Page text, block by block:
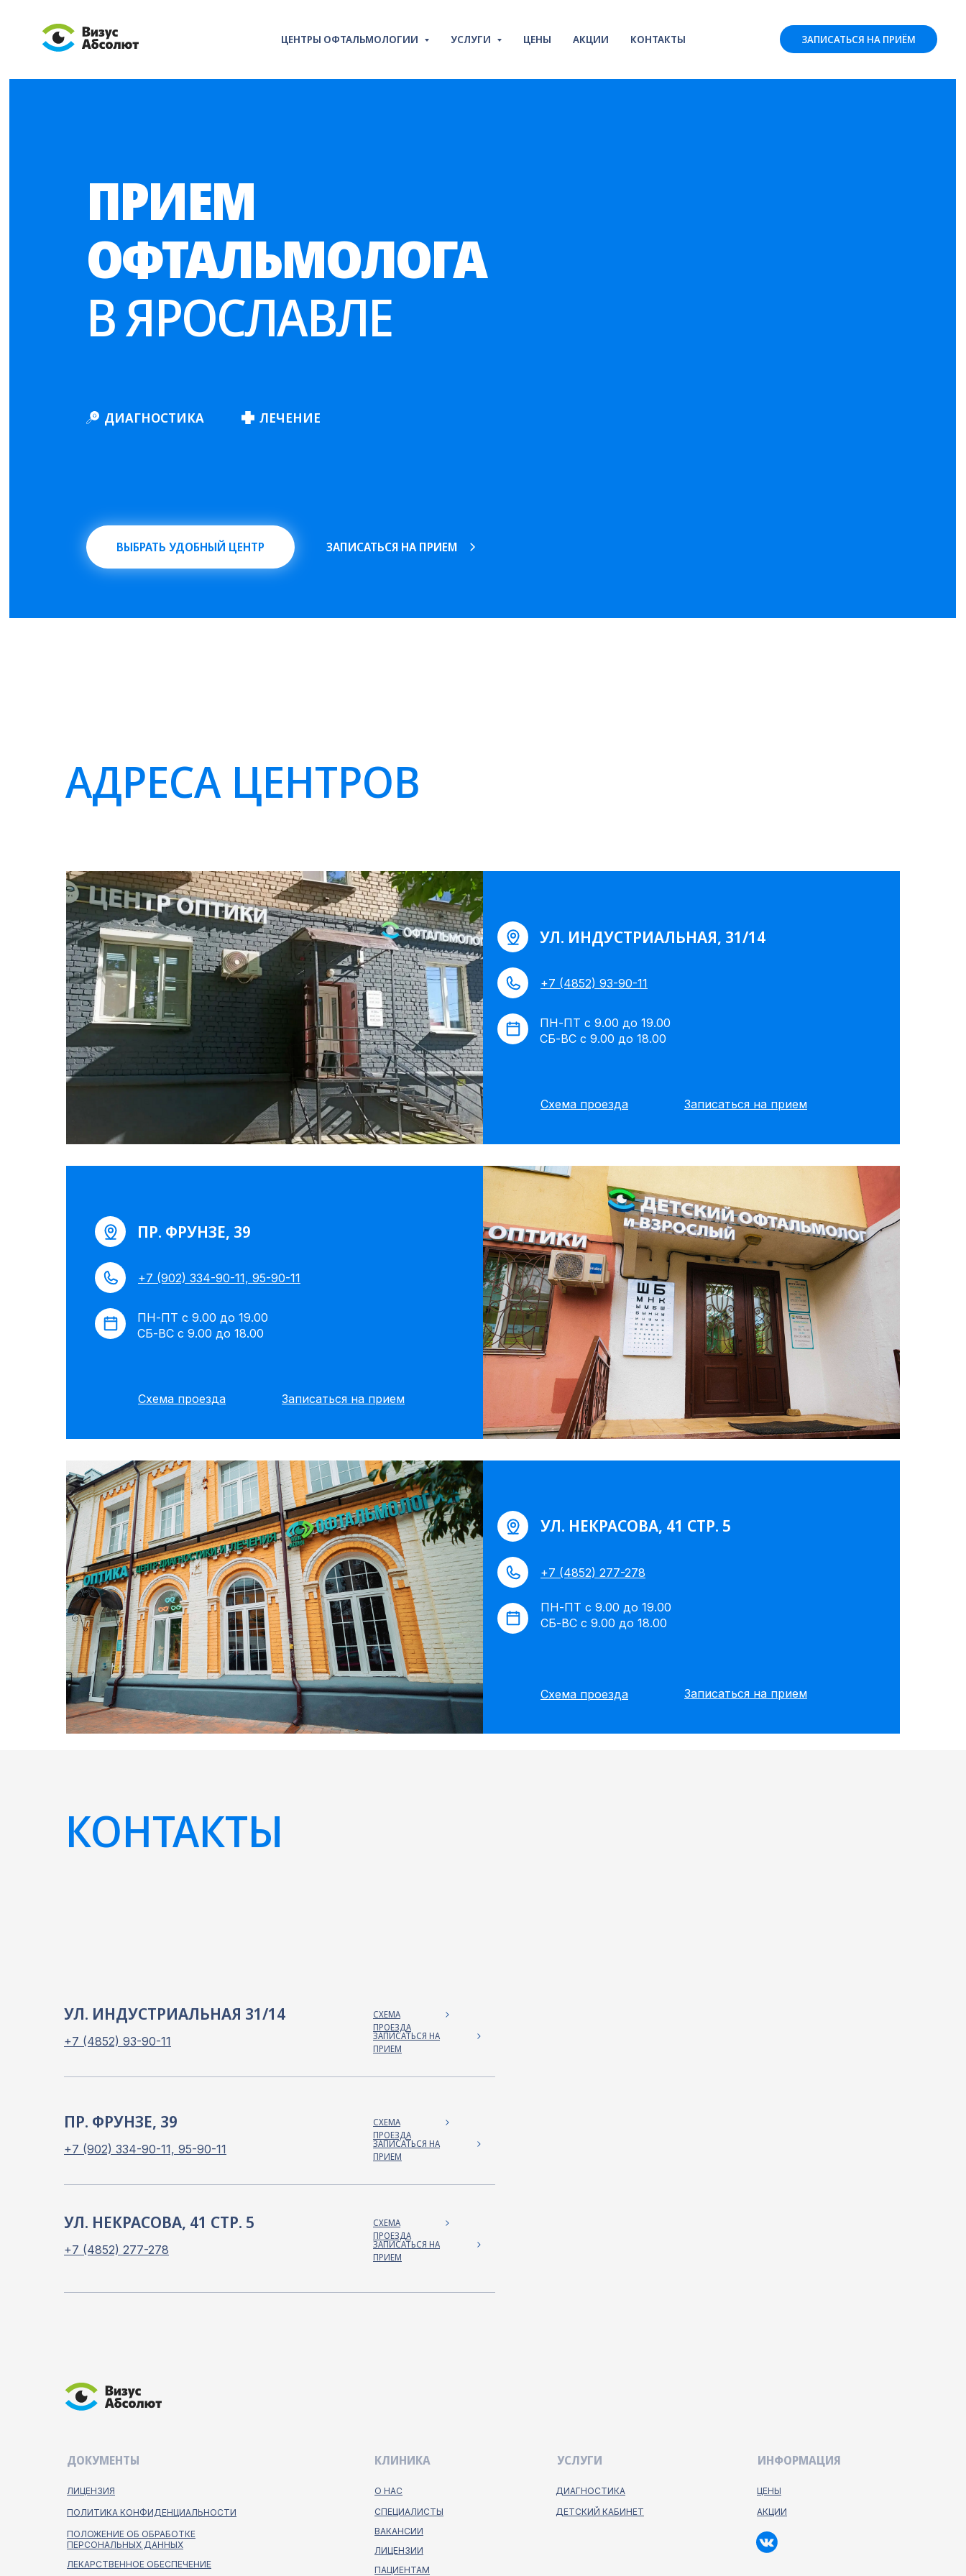
ЦЕНТРЫ ОФТАЛЬМОЛОГИИ УСЛУГИ ЦЕНЫ АКЦИИ КОНТАКТЫ ЗАПИСАТЬСЯ НА ПРИЁМ
ПРИЕМ
ОФТАЛЬМОЛОГА
В ЯРОСЛАВЛЕ
ДИАГНОСТИКА ЛЕЧЕНИЕ
ВЫБРАТЬ УДОБНЫЙ ЦЕНТР ЗАПИСАТЬСЯ НА ПРИЕМ
АДРЕСА ЦЕНТРОВ
УЛ. ИНДУСТРИАЛЬНАЯ, 31/14
ПН-ПТ с 9.00 до 19.00
СБ-ВС с 9.00 до 18.00
+7 (4852) 93-90-11
УЛ. НЕКРАСОВА, 41 СТР. 5
ПН-ПТ с 9.00 до 19.00
СБ-ВС с 9.00 до 18.00
+7 (4852) 277-278
ПР. ФРУНЗЕ, 39
ПН-ПТ с 9.00 до 19.00
СБ-ВС с 9.00 до 18.00
+7 (902) 334-90-11, 95-90-11
Схема проезда Записаться на прием
Записаться на прием
Схема проезда Записаться на прием
Схема проезда
КОНТАКТЫ
УЛ. ИНДУСТРИАЛЬНАЯ 31/14
+7 (4852) 93-90-11
СХЕМА
ПРОЕЗДА
ЗАПИСАТЬСЯ НА
ПРИЕМ
ПР. ФРУНЗЕ, 39
+7 (902) 334-90-11, 95-90-11
СХЕМА
ПРОЕЗДА
ЗАПИСАТЬСЯ НА
ПРИЕМ
УЛ. НЕКРАСОВА, 41 СТР. 5
+7 (4852) 277-278
СХЕМА
ПРОЕЗДА
ЗАПИСАТЬСЯ НА
ПРИЕМ
ИНФОРМАЦИЯ
ДОКУМЕНТЫ КЛИНИКА УСЛУГИ
ЦЕНЫ
АКЦИИ
ЛИЦЕНЗИЯ
ПОЛИТИКА КОНФИДЕНЦИАЛЬНОСТИ
ПОЛОЖЕНИЕ ОБ ОБРАБОТКЕ
ПЕРСОНАЛЬНЫХ ДАННЫХ
ЛЕКАРСТВЕННОЕ ОБЕСПЕЧЕНИЕ
О НАС
СПЕЦИАЛИСТЫ
ВАКАНСИИ
ЛИЦЕНЗИИ
ДИАГНОСТИКА
ДЕТСКИЙ КАБИНЕТ
ПАЦИЕНТАМ